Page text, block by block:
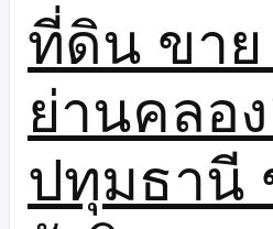
ที่ดิน ขา
ย่านคลอ
ปทุมธานี